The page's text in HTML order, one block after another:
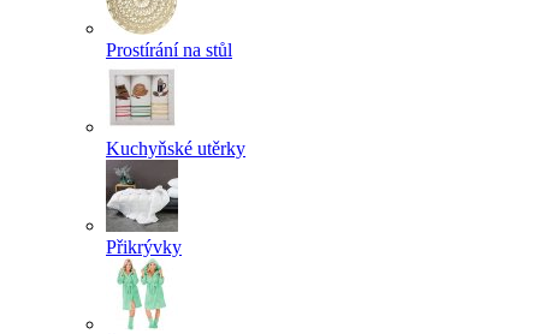
Prostírání na stůl
Kuchyňské utěrky
Přikrývky